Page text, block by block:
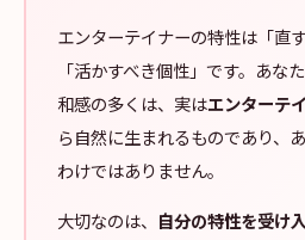
エンターテイナーの特性は「直
「活かすべき個性」です。あな
和感の多くは、実はエンターテ
ら自然に生まれるものであり、
わけではありません。
大切なのは、 自分の特性を受け